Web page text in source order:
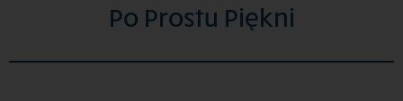
Po Prostu Piękni